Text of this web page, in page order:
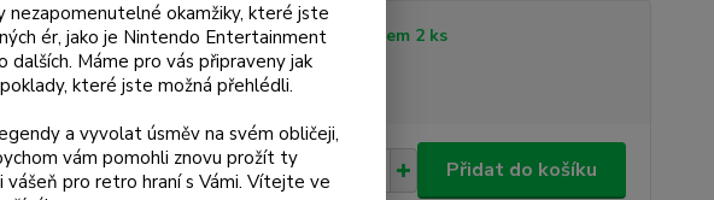
Dostupnost Skladem 2 ks
Nejsme plátci DPH
110 Kč/ks Přidat do košíku
nezapomenutelné okamžiky, které jste
ér, jako je Nintendo Entertainment
dalších. Máme pro vás připraveny jak
které jste možná přehlédli.
a vyvolat úsměv na svém obličeji,
vám pomohli znovu prožít ty
pro retro hraní s Vámi. Vítejte ve